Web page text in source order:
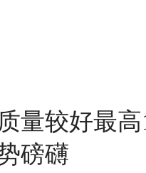
量较好最
磅礴